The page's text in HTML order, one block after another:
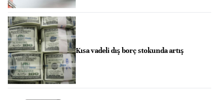
Kısa vadeli dış borç stokunda artış